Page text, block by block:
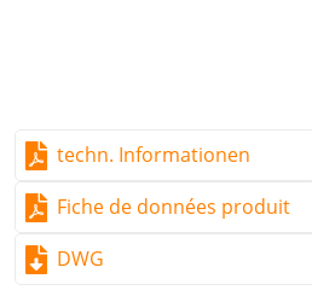
techn. Informationen
Fiche de données produit
DWG